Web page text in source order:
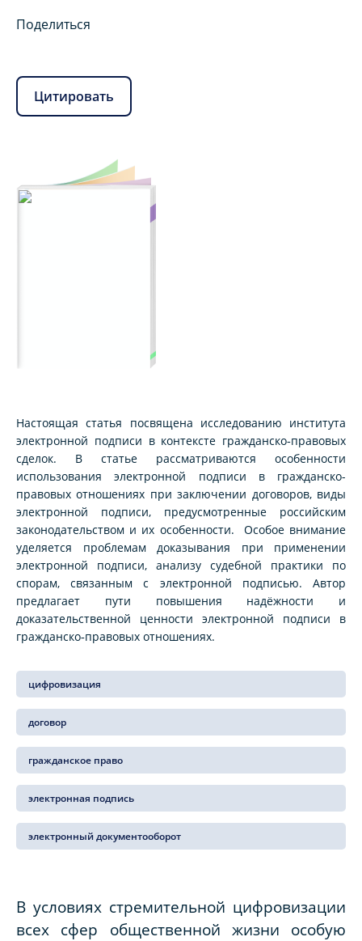
Поделиться
Цитировать
Настоящая статья посвящена исследованию института
электронной подписи в контексте гражданско‑правовых
сделок. В статье рассматриваются особенности
использования электронной подписи в гражданско-
правовых отношениях при заключении договоров, виды
электронной подписи, предусмотренные российским
законодательством и их особенности. Особое внимание
уделяется проблемам доказывания при применении
электронной подписи, анализу судебной практики по
спорам, связанным с электронной подписью. Автор
предлагает пути повышения надёжности и
доказательственной ценности электронной подписи в
гражданско‑правовых отношениях.
цифровизация
договор
гражданское право
электронная подпись
электронный документооборот
В условиях стремительной цифровизации
всех сфер общественной жизни особую